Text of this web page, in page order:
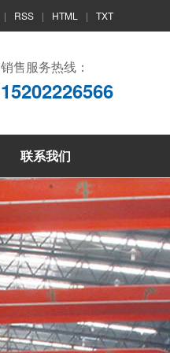
| RSS | HTML | TXT
销售服务热线：
15202226566
联系我们